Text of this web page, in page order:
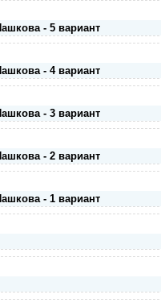
- 5 вариант
- 4 вариант
- 3 вариант
- 2 вариант
- 1 вариант